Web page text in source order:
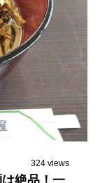
324 views